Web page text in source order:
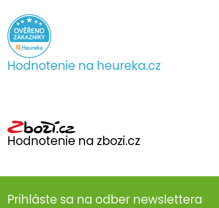
Hodnotenie na heureka.cz
Hodnotenie na zbozi.cz
Prihláste sa na odber newslettera